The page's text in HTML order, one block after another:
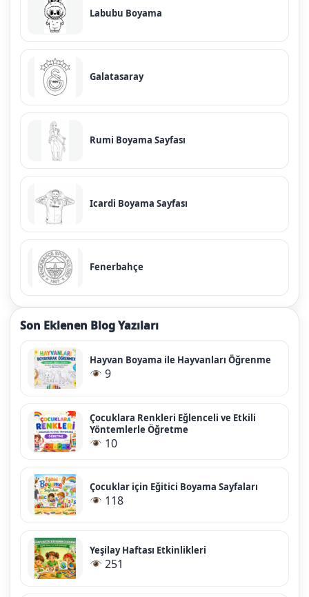
Labubu Boyama
Galatasaray
Rumi Boyama Sayfası
Icardi Boyama Sayfası
Fenerbahçe
Son Eklenen Blog Yazıları
Hayvan Boyama ile Hayvanları Öğrenme
9
Çocuklara Renkleri Eğlenceli ve Etkili
Yöntemlerle Öğretme
10
Çocuklar için Eğitici Boyama Sayfaları
118
Yeşilay Haftası Etkinlikleri
251